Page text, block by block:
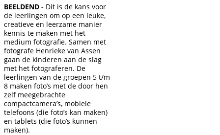
BEELDEND - Dit is de kans voor
de leerlingen om op een leuke,
creatieve en leerzame manier
kennis te maken met het
medium fotografie. Samen met
fotografe Henrieke van Assen
gaan de kinderen aan de slag
met het fotograferen. De
leerlingen van de groepen 5 t/m
8 maken foto’s met de door hen
zelf meegebrachte
compactcamera’s, mobiele
telefoons (die foto’s kan maken)
en tablets (die foto’s kunnen
maken).